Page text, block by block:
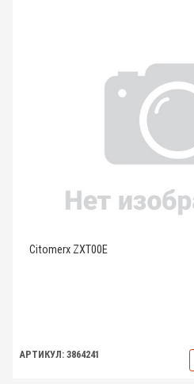
Citomerx ZXT00E
АРТИКУЛ: 3864241